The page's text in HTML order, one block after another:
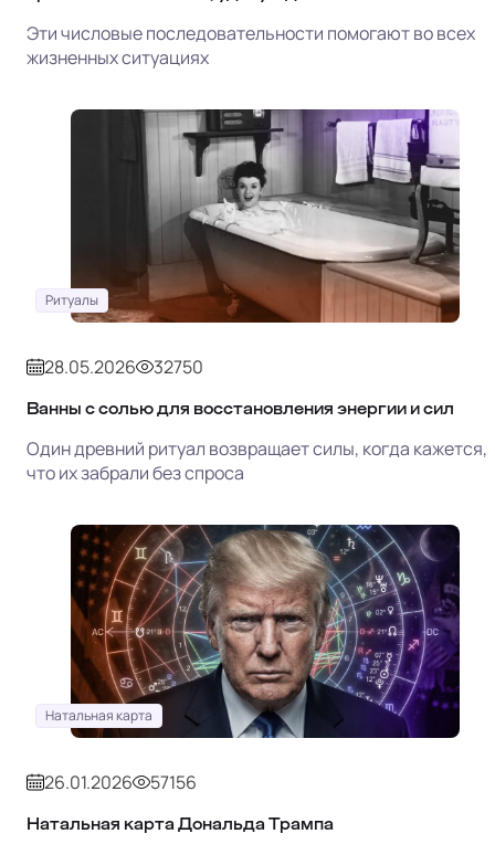
Эти числовые последовательности помогают во всех
жизненных ситуациях
Ритуалы
28.05.2026 32750
Ванны с солью для восстановления энергии и сил
Один древний ритуал возвращает силы, когда кажется,
что их забрали без спроса
Натальная карта
26.01.2026 57156
Натальная карта Дональда Трампа